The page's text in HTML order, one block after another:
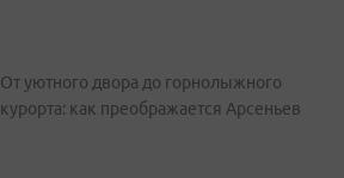
От уютного двора до горнолыжного
курорта: как преображается Арсеньев